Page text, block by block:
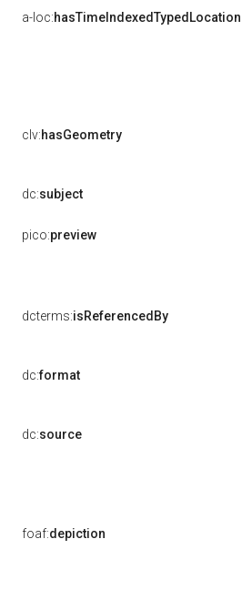
a-loc:hasTimeIndexedTypedLocation
clv:hasGeometry
dc:subject
pico:preview
dcterms:isReferencedBy
dc:format
dc:source
foaf:depiction